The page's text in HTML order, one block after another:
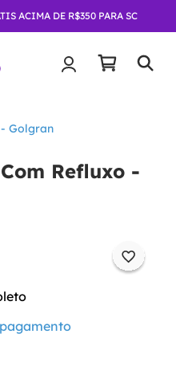
ACIMA DE R$350 PARA SC
Golgran
Refluxo -